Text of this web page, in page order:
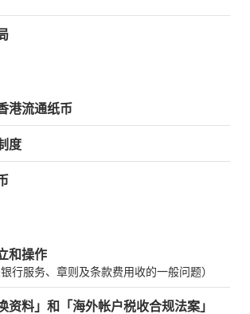
港流通纸币
度
和操作
银行服务、章则及条款费用收的一般问题）
资料」和「海外帐户税收合规法案」